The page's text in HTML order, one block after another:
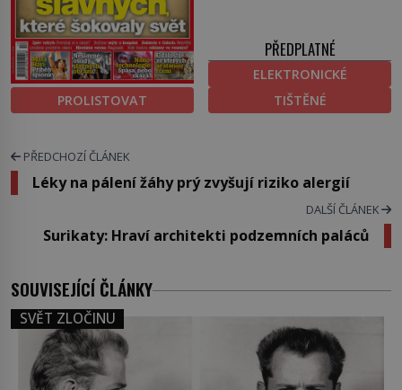
PROLISTOVAT
PŘEDPLATNÉ
ELEKTRONICKÉ
TIŠTĚNÉ
PŘEDCHOZÍ ČLÁNEK
Léky na pálení žáhy prý zvyšují riziko alergií
DALŠÍ ČLÁNEK
Surikaty: Hraví architekti podzemních paláců
SOUVISEJÍCÍ ČLÁNKY
SVĚT ZLOČINU